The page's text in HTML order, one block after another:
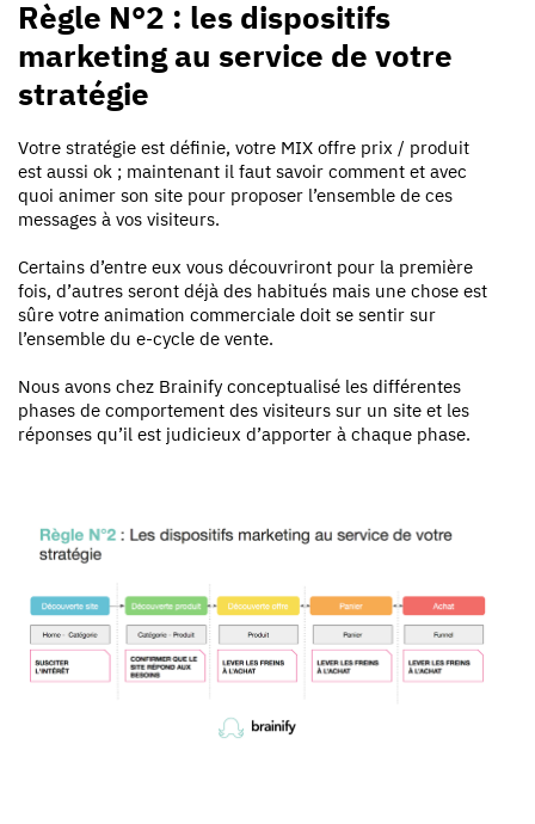
Règle N°2 : les dispositifs
marketing au service de votre
stratégie
Votre stratégie est définie, votre MIX offre prix / produit
est aussi ok ; maintenant il faut savoir comment et avec
quoi animer son site pour proposer l’ensemble de ces
messages à vos visiteurs.
Certains d’entre eux vous découvriront pour la première
fois, d’autres seront déjà des habitués mais une chose est
sûre votre animation commerciale doit se sentir sur
l’ensemble du e-cycle de vente.
Nous avons chez Brainify conceptualisé les différentes
phases de comportement des visiteurs sur un site et les
réponses qu’il est judicieux d’apporter à chaque phase.